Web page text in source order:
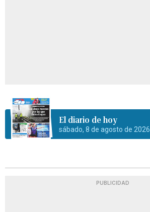
El diario de hoy
sábado, 8 de agosto de 2026
PUBLICIDAD